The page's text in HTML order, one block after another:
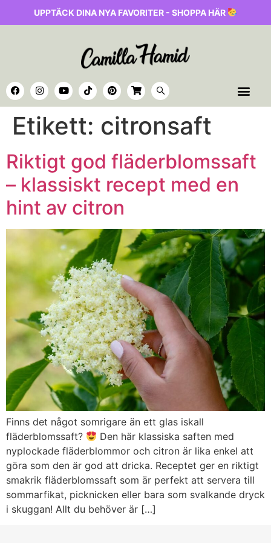
UPPTÄCK DINA NYA FAVORITER - SHOPPA HÄR
Etikett: citronsaft
Riktigt god fläderblomssaft
– klassiskt recept med en
hint av citron
Finns det något somrigare än ett glas iskall
fläderblomssaft?
Den här klassiska saften med
nyplockade fläderblommor och citron är lika enkel att
göra som den är god att dricka. Receptet ger en riktigt
smakrik fläderblomssaft som är perfekt att servera till
sommarfikat, picknicken eller bara som svalkande dryck
i skuggan! Allt du behöver är […]